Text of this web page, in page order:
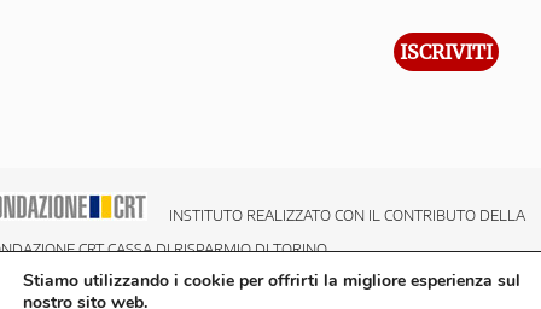
INSTITUTO REALIZZATO CON IL CONTRIBUTO DELLA
CRT CASSA DI RISPARMIO DI TORINO
Stiamo utilizzando i cookie per offrirti la migliore esperienza sul
nostro sito web.